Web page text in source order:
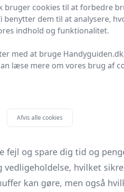
flere detaljer
en essentiel
vil denne guide
eller bredningsfuger,
række emner, lige fra de
typer
og spare dig tid og
hvilket
kan gøre, men også
bruger cookies til at forbedre
benytter dem til at analysere,
indhold og funktionalitet.
med at bruge
læse mere om vores brug af
Afvis alle cookies